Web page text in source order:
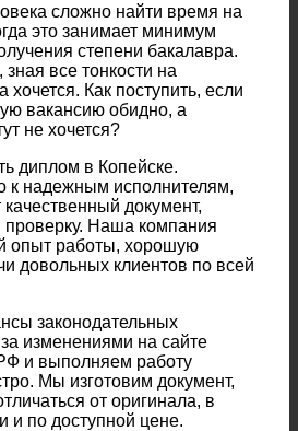
сложно найти время на
это занимает минимум
степени бакалавра.
все тонкости на
хочется. Как поступить, если
вакансию обидно, а
не хочется?
диплом в Копейске.
к надежным исполнителям,
качественный документ,
Наша компания
опыт работы, хорошую
довольных клиентов по всей
законодательных
изменениями на сайте
и выполняем работу
Мы изготовим документ,
от оригинала, в
и по доступной цене.